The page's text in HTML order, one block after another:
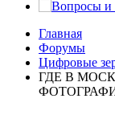
Главная
Форумы
Цифровые
ГДЕ В